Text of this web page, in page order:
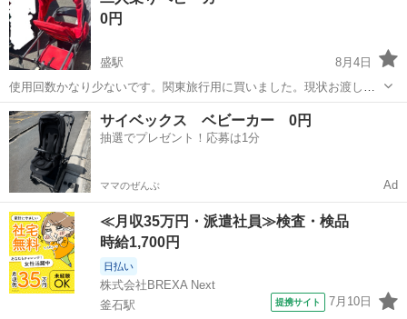
0円
盛駅
8月4日
使用回数かなり少ないです。関東旅行用に買いました。現状お渡しで
す。畳まります。
岩手 大船渡市 盛駅 ベビー用品
サイベックス ベビーカー 0円
抽選でプレゼント！応募は1分
ママのぜんぶ Ad
≪月収35万円・派遣社員≫検査・検品
時給1,700円
日払い
株式会社BREXA Next
釜石駅
提携サイト 7月10日